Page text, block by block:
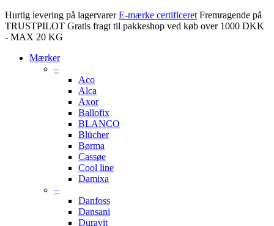
Hurtig levering på lagervarer E-mærke certificeret Fremragende på
TRUSTPILOT Gratis fragt til pakkeshop ved køb over 1000 DKK
- MAX 20 KG
Mærker
–
Aco
Alca
Axor
Ballofix
BLANCO
Blücher
Børma
Cassøe
Cool line
Damixa
–
Danfoss
Dansani
Duravit